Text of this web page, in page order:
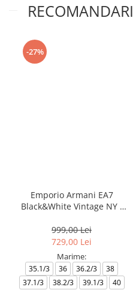
-27%
Emporio Armani EA7
Black&White Vintage NY -
999,00 Lei
729,00 Lei
Marime:
35.1/3 36 36.2/3
38
37.1/3
38.2/3 39.1/3 40